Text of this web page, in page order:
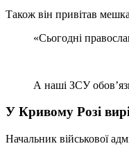
Також він привітав
«Сьогодні
А наші ЗСУ
У Кривому Розі
Начальник військової